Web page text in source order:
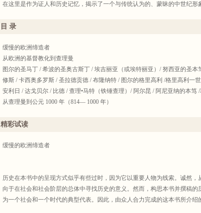
在这里是作为证人和历史记忆，揭示了一个与传统认为的、蒙昧的中世纪
该书还附有地图、年表和参考书目。
目 录
缓慢的欧洲缔造者
从欧洲的基督教化到查理曼
图尔的圣马丁 / 希波的圣奥古斯丁 / 埃吉丽亚（或埃特丽亚）/ 努西亚的圣
修斯 / 卡西奥多罗斯 / 圣拉德贡德 / 布隆纳特 / 图尔的格里高利 /格里高利一
安利日 / 达戈贝尔 / 比德 / 查理•马特（铁锤查理）/ 阿尔昆 / 阿尼亚纳的本笃
从查理曼到公元 1000 年（814— 1000 年）
中世纪中期（1000— 1300 年）
将”熙德/ 阿布里赛尔的罗贝尔与蒙索罗的赫森德 / 卡诺萨的玛蒂尔达/ 阿伯拉
都 / 圣多明我 / 西里西亚的圣海德薇（雅德维加）/ 史诺里•史特卢森 / 阿西
伯图斯•麦格努斯）/ 腓特烈二世 / 哈康四世 / 匈牙利的圣伊丽莎白 / 杜塞丽
卡 / 圣波拿文都拉 / 布鲁奈陀•拉蒂尼 / 托马斯•阿奎那 / 瓦拉泽的雅各布斯 /
精彩试读
缓慢的欧洲缔造者
历史在本书中的呈现方式似乎有些过时，因为它以重要人物为线索。诚然
向于在社会和社会阶层的总体中寻找历史的意义。然而，构思本书并撰稿
为一个社会和一个时代的典型代表。因此，由众人合力完成的这本书所介